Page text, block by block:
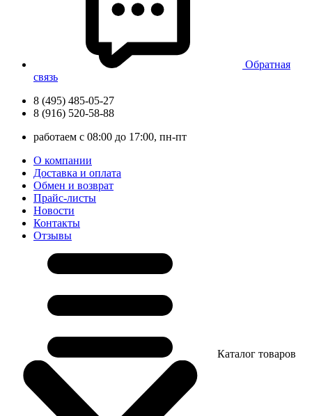
Обратная
связь
8 (495) 485-05-27
8 (916) 520-58-88
работаем с 08:00 до 17:00, пн-пт
О компании
Доставка и оплата
Обмен и возврат
Прайс-листы
Новости
Контакты
Отзывы
Каталог товаров